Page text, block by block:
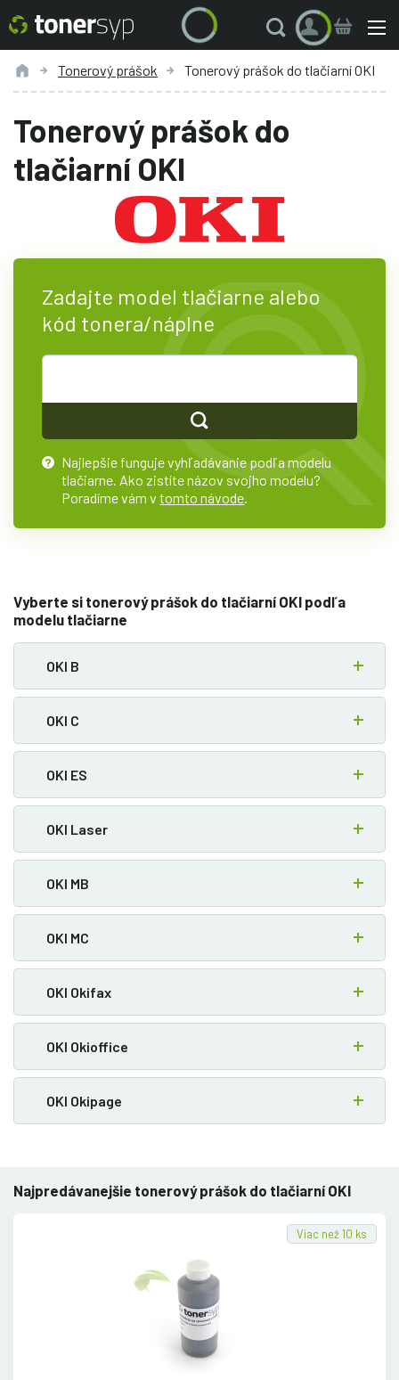
Tonerový prášok Tonerový prášok do tlačiarní OKI
Tonerový prášok do
tlačiarní OKI
Zadajte model tlačiarne alebo
kód tonera/náplne
?
Najlepšie funguje vyhľadávanie podľa modelu
tlačiarne. Ako zistíte názov svojho modelu?
Poradíme vám vtomto návode
Vyberte si tonerový prášok do tlačiarní OKI podľa
modelu tlačiarne
OKI B
OKI C
OKI ES
OKI Laser
OKI MB
OKI MC
OKI Okifax
OKI Okioffice
OKI Okipage
Najpredávanejšie tonerový prášok do tlačiarní OKI
Viac než 10 ks